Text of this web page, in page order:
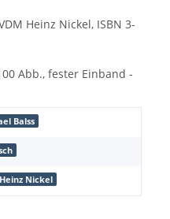
Heinz Nickel, ISBN 3-
Abb., fester Einband -
Balss
Nickel